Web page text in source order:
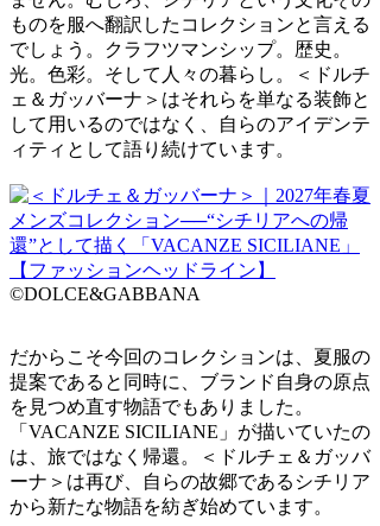
ものを服へ翻訳したコレクションと言える
でしょう。クラフツマンシップ。歴史。
光。色彩。そして人々の暮らし。＜ドルチ
ェ＆ガッバーナ＞はそれらを単なる装飾と
して用いるのではなく、自らのアイデンテ
ィティとして語り続けています。
©DOLCE&GABBANA
だからこそ今回のコレクションは、夏服の
提案であると同時に、ブランド自身の原点
を見つめ直す物語でもありました。
「VACANZE SICILIANE」が描いていたの
は、旅ではなく帰還。＜ドルチェ＆ガッバ
ーナ＞は再び、自らの故郷であるシチリア
から新たな物語を紡ぎ始めています。